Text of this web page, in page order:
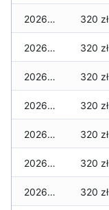
2026-05-29 320 zł
2026-05-28 320 zł
2026-05-27 320 zł
2026-05-26 320 zł
2026-05-25 320 zł
2026-05-24 320 zł
2026-05-23 320 zł